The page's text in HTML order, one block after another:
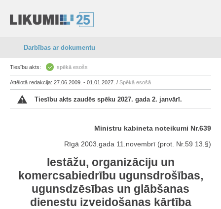
Darbības ar dokumentu
Tiesību akts: spēkā esošs
Attēlotā redakcija: 27.06.2009. - 01.01.2027. / Spēkā esošā
Tiesību akts zaudēs spēku 2027. gada 2. janvārī.
Ministru kabineta noteikumi Nr.639
Rīgā 2003.gada 11.novembrī (prot. Nr.59 13.§)
Iestāžu, organizāciju un
komercsabiedrību ugunsdrošības,
ugunsdzēsības un glābšanas
dienestu izveidošanas kārtība